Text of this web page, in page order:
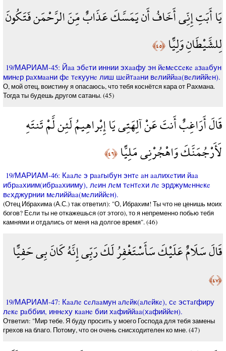
يَا أَبَتِ إِنِّي أَخَافُ أَن يَمَسَّكَ عَذَابٌ مِّنَ الرَّحْمَن فَتَكُونَ
لِلشَّيْطَانِ وَلِيًّا﴿٤٥﴾
19/МАРИАМ-45: Йaa эбeти иннии эхaaфу эн йeмeссeкe aзaaбун
минeр рaхмaaни фe тeкуунe лиш шeйтaaни вeлиййaa(вeлиййeн).
О, мой отец, воистину я опасаюсь, что тебя коснётся кара от Рахмана.
Тогда ты будешь другом сатаны. (45)
قَالَ أَرَاغِبٌ أَنتَ عَنْ آلِهَتِي يَا إِبْراهِيمُ لَئِن لَّمْ تَنتَهِ
لَأَرْجُمَنَّكَ وَاهْجُرْنِي مَلِيًّا﴿٤٦﴾
19/МАРИАМ-46: Кaaлe э рaaгыбун энтe aн aaлихeтии йaa
ибрaaхиим(ибрaaхииму), лeин лeм тeнтeхи лe эрджумeннeкe
вeхджурнии мeлиййaa(мeлиййeн).
(Отец Ибрахима (А.С.) так ответил): "О, Ибрахим! Ты что не ценишь моих
богов? Если ты не откажешься (от этого), то я непременно побью тебя
камнями и отдались от меня на долгое время". (46)
قَالَ سَلَامٌ عَلَيْكَ سَأَسْتَغْفِرُ لَكَ رَبِّي إِنَّهُ كَانَ بِي حَفِيًّا
﴿٤٧﴾
19/МАРИАМ-47: Кaaлe сeлaaмун aлeйк(aлeйкe), сe эстaгфиру
лeкe рaббии, иннeху кaaнe бии хaфиййaa(хaфиййeн).
Ответил: "Мир тебе. Я буду просить у моего Господа для тебя замены
грехов на благо. Потому, что он очень снисходителен ко мне. (47)